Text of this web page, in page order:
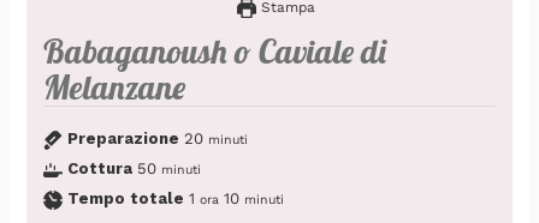
Stampa
Babaganoush o Caviale di
Melanzane
Preparazione 20 minuti
Cottura 50 minuti
Tempo totale 1 ora 10 minuti